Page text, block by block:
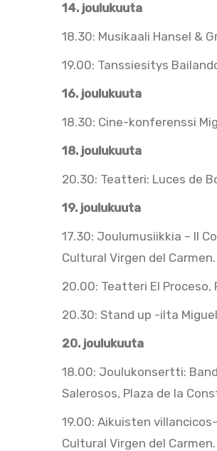
14. joulukuuta
18.30: Musikaali Hansel &
19.00: Tanssiesitys
16. joulukuuta
18.30: Cine-konferenssi
18. joulukuuta
20.30: Teatteri: Luces de
19. joulukuuta
17.30: Joulumusiikkia – II
Cultural Virgen del Carmen.
20.00: Teatteri El Proceso,
20.30: Stand up -ilta
20. joulukuuta
18.00: Joulukonsertti:
Salerosos, Plaza de la
19.00: Aikuisten
Cultural Virgen del Carmen.